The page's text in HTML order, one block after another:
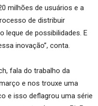
milhões de usuários e a
de distribuir
leque de possibilidades. E
inovação”, conta.
fala do trabalho da
e nos trouxe uma
e isso deflagrou uma série